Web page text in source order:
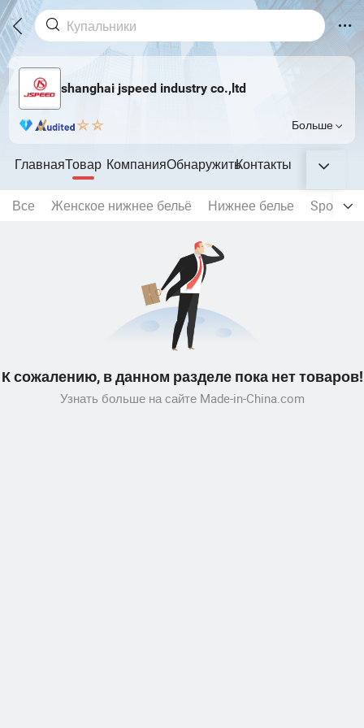
shanghai jspeed industry co.,ltd
Больше
ГлавнаяТовар КомпанияОбнаружитьКонтакты
Все Женское нижнее бельё Нижнее белье
К сожалению, в данном разделе пока нет товаров!
Узнать больше на сайте Made-in-China.com